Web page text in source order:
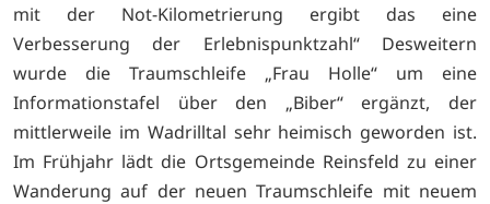
mit der Not-Kilometrierung ergibt das eine
Verbesserung der Erlebnispunktzahl“ Desweitern
wurde die Traumschleife „Frau Holle“ um eine
Informationstafel über den „Biber“ ergänzt, der
mittlerweile im Wadrilltal sehr heimisch geworden ist.
Im Frühjahr lädt die Ortsgemeinde Reinsfeld zu einer
Wanderung auf der neuen Traumschleife mit neuem